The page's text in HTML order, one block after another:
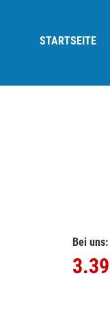
STARTSEITE
Bei uns: